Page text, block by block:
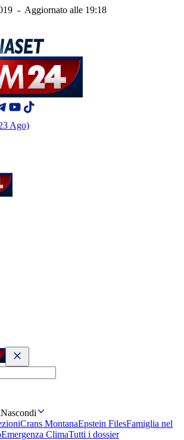
- Aggiornato alle 19:18
Ago)
Nascondi
Crans MontanaEpstein FilesFamiglia nel
Emergenza ClimaTutti i dossier